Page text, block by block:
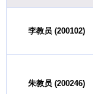
李教员 (200102)
朱教员 (200246)